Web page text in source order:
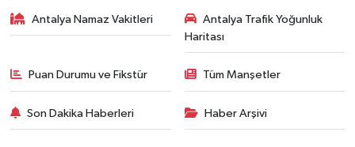
Antalya Namaz Vakitleri
Antalya Trafik Yoğunluk
Haritası
Puan Durumu ve Fikstür Tüm Manşetler
Son Dakika Haberleri Haber Arşivi